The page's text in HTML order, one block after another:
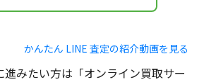
かんたん LINE 査定の紹介動画を見る
みたい方は「オンライン買取サー